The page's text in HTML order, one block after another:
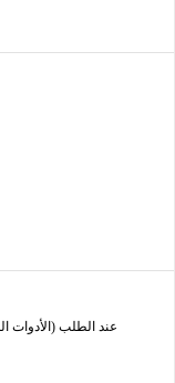
تتوفر إصدارات WAV أو STEM (الأدوات المفصولة بالملف) عند الطلب